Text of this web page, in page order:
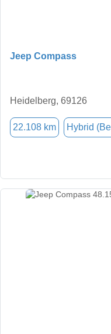
Jeep Compass
Heidelberg, 69126
22.108 km Hybrid